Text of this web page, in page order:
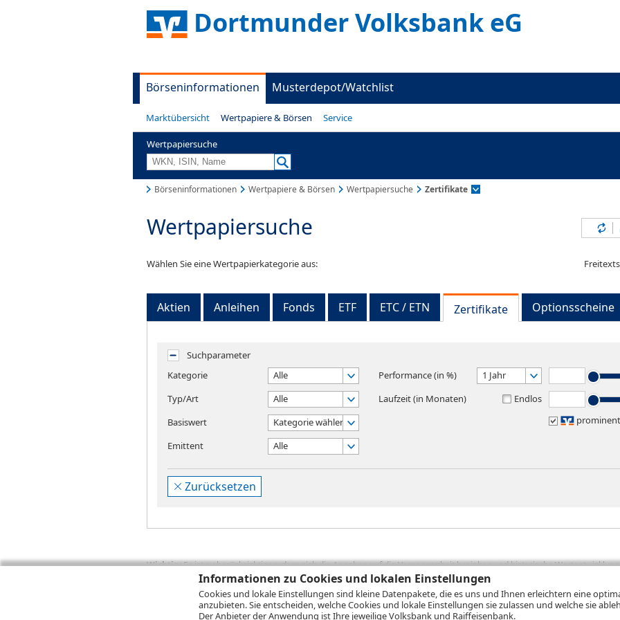
Informationen zu Cookies und lokalen Einstellungen
Cookies und lokale Einstellungen sind kleine Datenpakete, die es uns und Ihnen erleichtern eine
anzubieten. Sie entscheiden, welche Cookies und lokale Einstellungen sie zulassen und welche sie
Der Anbieter der Anwendung ist Ihre jeweilige Volksbank und Raiffeisenbank.
Dortmunder Volksbank eG
Börseninformationen Musterdepot/Watchlist
Marktübersicht Wertpapiere & Börsen Service
Wertpapiersuche
Börseninformationen Wertpapiere & Börsen Wertpapiersuche Zertifikate
Wertpapiersuche
Wählen Sie eine Wertpapierkategorie aus:
Aktien Anleihen Fonds ETF ETC / ETN Zertifikate Optionsscheine
Suchparameter
Kategorie
Alle
Typ/Art
Alle
Basiswert
Kategorie wählen
Emittent
Alle
Performance (in %)
1 Jahr
Laufzeit (in Monaten)
Endlos
prominent
Zurücksetzen
Wichtig:Es ist zu berücksichtigen, dass sich die Angaben auf die Vergangenheit beziehen und historische
zukünftige Ergebnisse darstellen. Bei Performanceangaben handelt es sich stets um Bruttowertangaben. Bei
Provisionen, Gebühren und andere Entgelte), die beim Erwerb von Wertpapieren in der Regel anfallen, nicht berücksichtigt.
Depotgebühren hinzu. Mit dem Wertentwicklungsrechner können Sie auf den einzelnen Wertpapierseiten Ihre individuell
Performance, die sich unter Berücksichtigung sämtlicher Transaktionskosten und etwaigen Depotgebühren ergibt,